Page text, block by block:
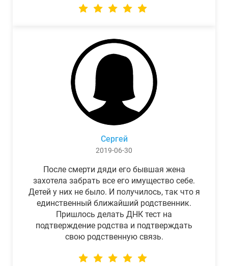
Сергей
2019-06-30
После смерти дяди его бывшая жена
захотела забрать все его имущество себе.
Детей у них не было. И получилось, так что я
единственный ближайший родственник.
Пришлось делать ДНК тест на
подтверждение родства и подтверждать
свою родственную связь.